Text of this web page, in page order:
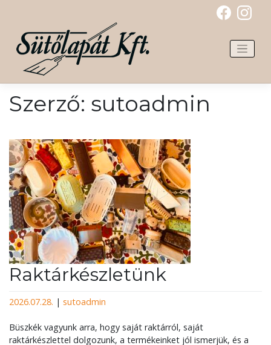
content
Szerző: sutoadmin
Raktárkészletünk
2026.07.28. | sutoadmin
Büszkék vagyunk arra, hogy saját raktárról, saját
raktárkészlettel dolgozunk, a termékeinket jól ismerjük, és a